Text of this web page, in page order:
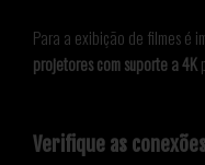
Para a exibição de filmes é
projetores com suporte a 4K
Verifique as